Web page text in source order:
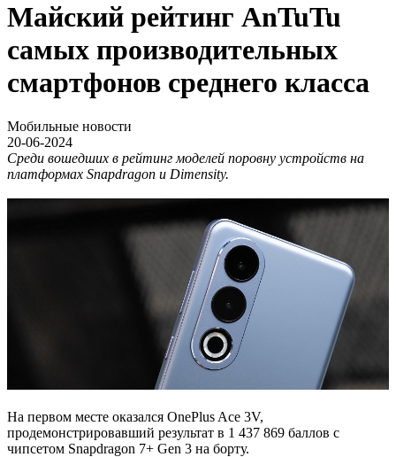
Майский рейтинг AnTuTu
самых производительных
смартфонов среднего класса
Мобильные новости
20-06-2024
Среди вошедших в рейтинг моделей поровну устройств на
платформах Snapdragon и Dimensity.
На первом месте оказался OnePlus Ace 3V,
продемонстрировавший результат в 1 437 869 баллов с
чипсетом Snapdragon 7+ Gen 3 на борту.